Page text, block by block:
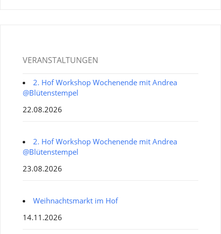
VERANSTALTUNGEN
2. Hof Workshop Wochenende mit Andrea
@Blütenstempel
22.08.2026
2. Hof Workshop Wochenende mit Andrea
@Blütenstempel
23.08.2026
Weihnachtsmarkt im Hof
14.11.2026